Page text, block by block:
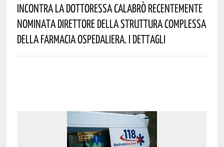
Incontra La Dottoressa Calabrò Recentemente
Nominata Direttore Della Struttura Complessa
Della Farmacia Ospedaliera. I Dettagli